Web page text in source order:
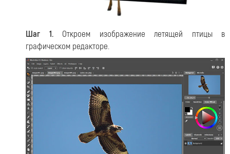
Шаг 1.Откроем изображение летящей птицы в
графическом редакторе.